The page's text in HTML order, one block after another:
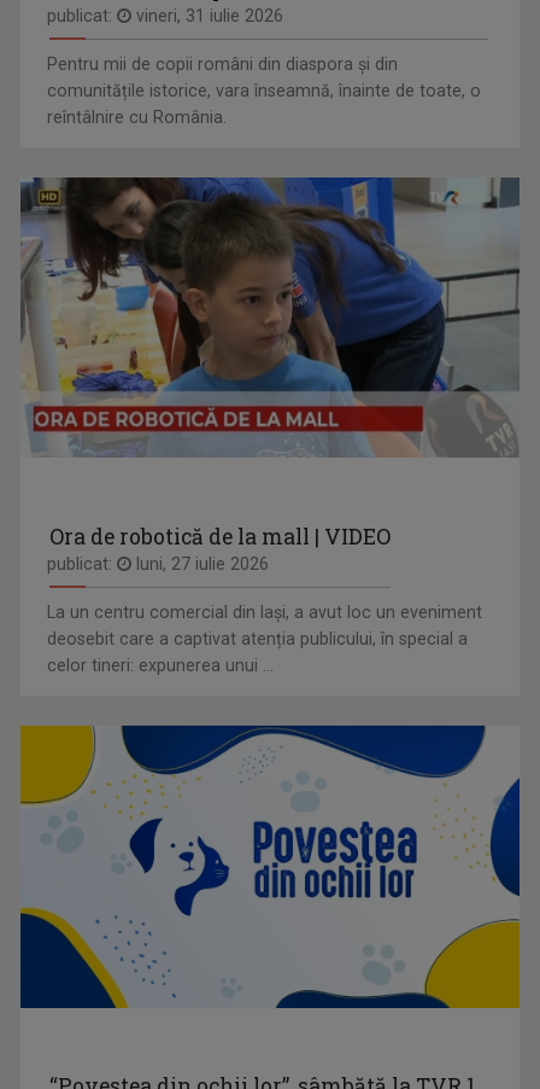
publicat: vineri, 31 iulie 2026
Pentru mii de copii români din diaspora și din
comunitățile istorice, vara înseamnă, înainte de toate, o
reîntâlnire cu România.
Ora de robotică de la mall | VIDEO
publicat: luni, 27 iulie 2026
La un centru comercial din Iași, a avut loc un eveniment
deosebit care a captivat atenția publicului, în special a
celor tineri: expunerea unui ...